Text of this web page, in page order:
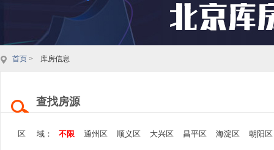
首页 > 库房信息
查找房源
区 域： 不限 通州区 顺义区 大兴区 昌平区 海淀区 朝阳区